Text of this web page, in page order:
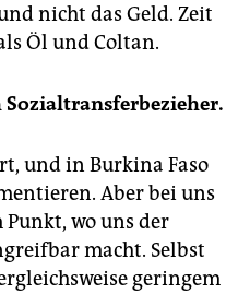
nicht das Geld. Zeit
Öl und Coltan.
Sozialtransferbezieher.
und in Burkina Faso
Aber bei uns
wo uns der
macht. Selbst
geringem